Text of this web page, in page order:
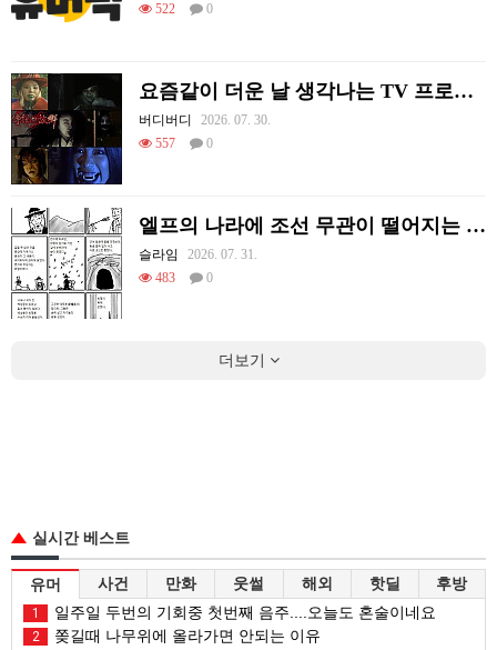
522 0
요즘같이 더운 날 생각나는 TV 프로그램
버디버디
2026. 07. 30.
557
0
엘프의 나라에 조선 무관이 떨어지는 Manhwa
슬라임
2026. 07. 31.
483
0
더보기
실시간 베스트
유머 사건 만화 웃썰 해외 핫딜 후방
1 일주일 두번의 기회중 첫번째 음주....오늘도 혼술이네요
2 쫒길때 나무위에 올라가면 안되는 이유